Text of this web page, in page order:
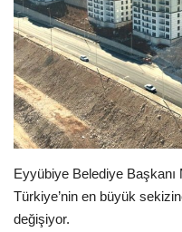
Gündem
Tekno Bilim
Ekonomi
Siyaset
Galeriler
Eyyübiye Belediye Başkanı
Türkiye’nin en büyük
değişiyor.